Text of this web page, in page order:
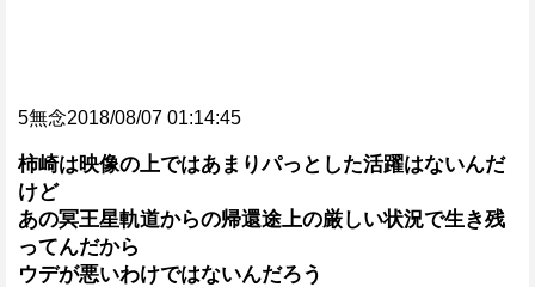
5無念2018/08/07 01:14:45
柿崎は映像の上ではあまりパっとした活躍はないんだ
けど
あの冥王星軌道からの帰還途上の厳しい状況で生き残
ってんだから
ウデが悪いわけではないんだろう